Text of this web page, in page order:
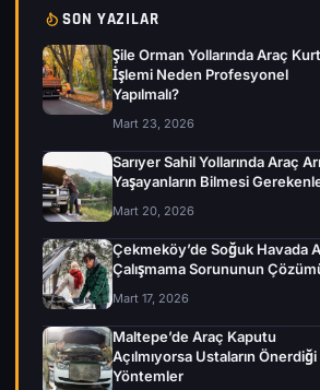
SON YAZILAR
Şile Orman Yollarında Araç
İşlemi Neden Profesyonel
Yapılmalı?
Mart 23, 2026
Sarıyer Sahil Yollarında Araç
Yaşayanların Bilmesi
Mart 20, 2026
Çekmeköy’de Soğuk Havada
Çalışmama Sorununun
Mart 17, 2026
Maltepe’de Araç Kaputu
Açılmıyorsa Ustaların Önerdiği
Yöntemler